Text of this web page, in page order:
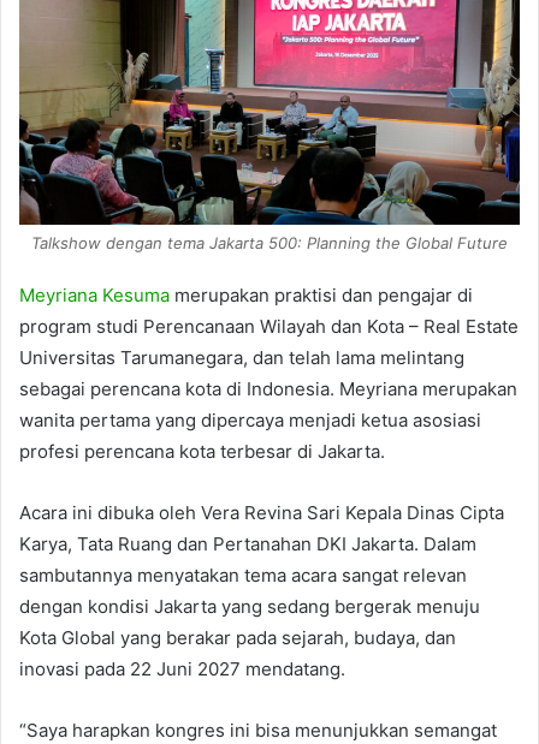
Talkshow dengan tema Jakarta 500: Planning the Global Future
Meyriana Kesuma merupakan praktisi dan pengajar di
program studi Perencanaan Wilayah dan Kota – Real Estate
Universitas Tarumanegara, dan telah lama melintang
sebagai perencana kota di Indonesia. Meyriana merupakan
wanita pertama yang dipercaya menjadi ketua asosiasi
profesi perencana kota terbesar di Jakarta.
Acara ini dibuka oleh Vera Revina Sari Kepala Dinas Cipta
Karya, Tata Ruang dan Pertanahan DKI Jakarta. Dalam
sambutannya menyatakan tema acara sangat relevan
dengan kondisi Jakarta yang sedang bergerak menuju
Kota Global yang berakar pada sejarah, budaya, dan
inovasi pada 22 Juni 2027 mendatang.
“Saya harapkan kongres ini bisa menunjukkan semangat